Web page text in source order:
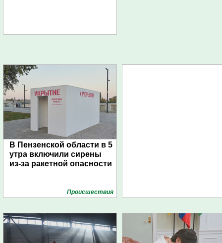
В Пензенской области в 5
утра включили сирены
из-за ракетной опасности
Проиcшествия